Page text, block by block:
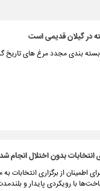
در گیلان قدیمی است
بسته‌ بندی مجدد مرغ های
انتخابات بدون اختلال انجام
اطمینان از برگزاری انتخابات
با رویکردی پایدار و